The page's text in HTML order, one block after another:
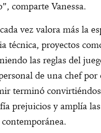
comparte Vanessa.
vez valora más la
técnica, proyectos
las reglas del
de una chef
terminó
prejuicios y amplía las